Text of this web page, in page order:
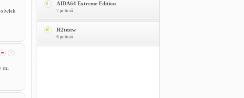
mi
9 AIDA64 Extreme Edition
7 pobrań
10 H2testw
6 pobrań